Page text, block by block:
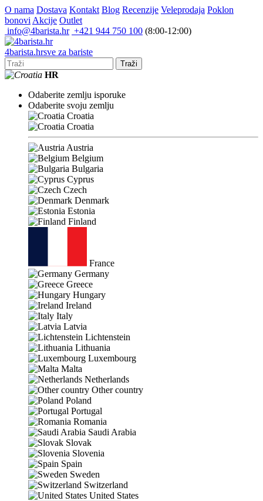
O nama Dostava Kontakt Blog Recenzije Veleprodaja Poklon
bonovi Akcije Outlet
info@4barista.hr +421 944 750 100 (8:00-12:00)
4barista.hrsve za bariste
Traži
HR
Odaberite zemlju isporuke
Odaberite svoju zemlju
Croatia
Croatia
Austria
Belgium
Bulgaria
Cyprus
Czech
Denmark
Estonia
Finland
France
Germany
Greece
Hungary
Ireland
Italy
Latvia
Lichtenstein
Lithuania
Luxembourg
Malta
Netherlands
Other country
Poland
Portugal
Romania
Saudi Arabia
Slovak
Slovenia
Spain
Sweden
Switzerland
United States